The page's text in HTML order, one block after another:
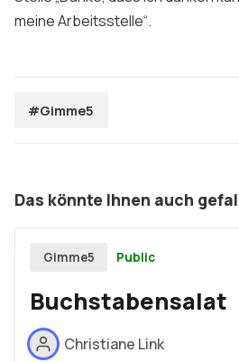
meine Arbeitsstelle“.
#Gimme5
Das könnte Ihnen auch
Gimme5 Public
Buchstabensalat
Christiane Link